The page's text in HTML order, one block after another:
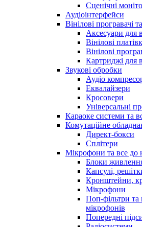
Сценічні
Аудіоінтерфейси
Вінілові програвачі
Аксесуари для
Вінілові
Вінілові
Картриджі для
Звукові обробки
Аудіо
Еквалайзери
Кросовери
Універсальні
Караоке системи та
Комутаційне
Директ-бокси
Сплітери
Мікрофони та все до
Блоки
Капсулі,
Кронштейни,
Мікрофони
Поп-фільтри та
мікрофонів
Попередні